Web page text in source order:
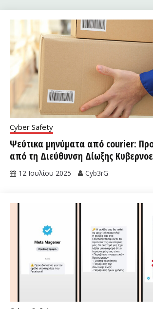
Cyber Safety
Ψεύτικα μηνύματα από courier:
από τη Διεύθυνση Δίωξης
12 Ιουλίου 2025 Cyb3rG